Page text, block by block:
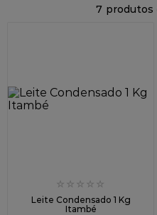
7
☆ ☆ ☆ ☆ ☆
Leite Condensado 1 Kg
Itambé
9 º
caixa kraft